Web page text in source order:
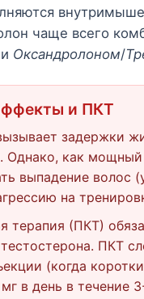
чаще всего
Оксандролоном/
и ПКТ
задержки
Однако, как
выпадение волос
на
терапия (ПКТ)
ПКТ
(когда
в день в течение